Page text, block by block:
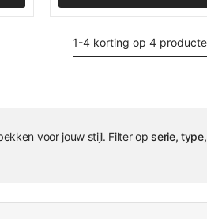
1-4 korting op 4
voor jouw stijl. Filter opserie,